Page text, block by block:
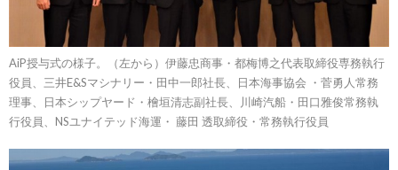
AiP授与式の様子。（左から）伊藤忠商事・都梅博之代表取締役専務執行
役員、三井E&Sマシナリー・田中一郎社長、日本海事協会 ・菅勇人常務
理事、日本シップヤード・檜垣清志副社長、川崎汽船・田口雅俊常務執
行役員、NSユナイテッド海運・ 藤田 透取締役・常務執行役員